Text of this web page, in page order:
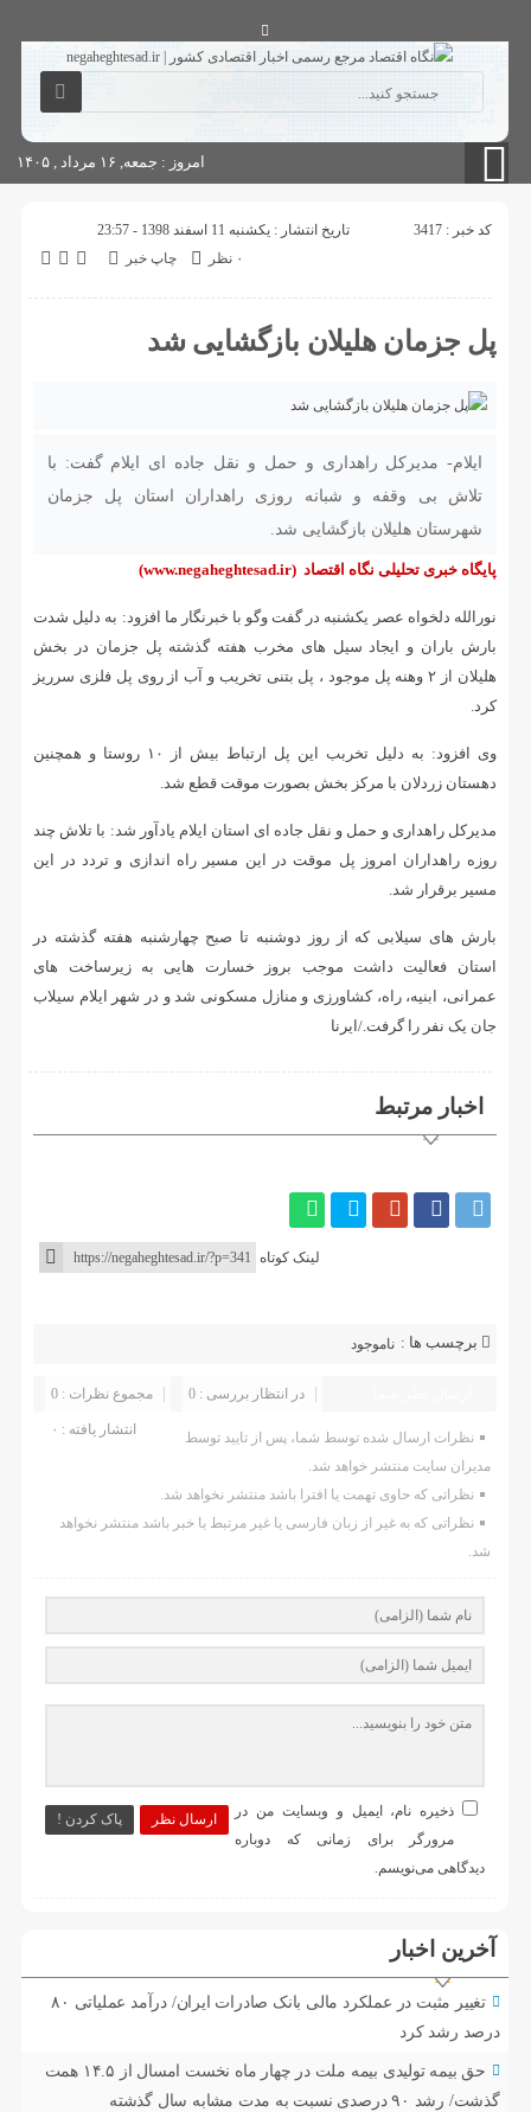
آگهی های دولتی چاپ شناسنامه سایت
امروز : جمعه, ۱۶ مرداد , ۱۴۰۵
کد خبر : 3417
تاریخ انتشار : یکشنبه 11 اسفند 1398 - 23:57
چاپ خبر
۰ نظر
پل جزمان هلیلان بازگشایی شد
ایلام- مدیرکل راهداری و حمل و نقل جاده ای ایلام گفت: با
تلاش بی وقفه و شبانه روزی راهداران استان پل جزمان
شهرستان هلیلان بازگشایی شد.
پایگاه خبری تحلیلی نگاه اقتصاد (www.negaheghtesad.ir)
نورالله دلخواه عصر یکشنبه در گفت وگو با خبرنگار ما افزود: به دلیل شدت
بارش باران و ایجاد سیل های مخرب هفته گذشته پل جزمان در بخش
هلیلان از ۲ وهنه پل موجود ، پل بتنی تخریب و آب از روی پل فلزی سرریز
کرد.
وی افزود: به دلیل تخربب این پل ارتباط بیش از ۱۰ روستا و همچنین
دهستان زردلان با مرکز بخش بصورت موقت قطع شد.
مدیرکل راهداری و حمل و نقل جاده ای استان ایلام یادآور شد: با تلاش چند
روزه راهداران امروز پل موقت در این‌ مسیر راه اندازی و تردد در این
مسیر برقرار شد.
بارش های سیلابی که از روز دوشنبه تا صبح چهارشنبه هفته گذشته در
استان فعالیت داشت موجب بروز خسارت هایی به زیرساخت های
عمرانی، ابنیه، راه، کشاورزی و منازل مسکونی شد و در شهر ایلام سیلاب
جان یک نفر را گرفت./ایرنا
اخبار مرتبط
لینک کوتاه
برچسب ها : ناموجود
مجموع نظرات : 0 در انتظار بررسی : 0
انتشار یافته : ۰
نظرات ارسال شده توسط شما، پس از تایید توسط
مدیران سایت منتشر خواهد شد.
نظراتی که حاوی تهمت یا افترا باشد منتشر نخواهد شد.
نظراتی که به غیر از زبان فارسی یا غیر مرتبط با خبر باشد منتشر نخواهد
شد.
ارسال نظر پاک کردن !
ذخیره نام، ایمیل و وبسایت من در
مرورگر برای زمانی که دوباره
دیدگاهی می‌نویسم.
آخرین اخبار
تغییر مثبت در عملکرد مالی بانک صادرات ایران/ درآمد عملیاتی ۸۰
درصد رشد کرد
حق بیمه تولیدی بیمه ملت در چهار ماه نخست امسال از ۱۴.۵ همت
گذشت/ رشد ۹۰ درصدی نسبت به مدت مشابه سال گذشته